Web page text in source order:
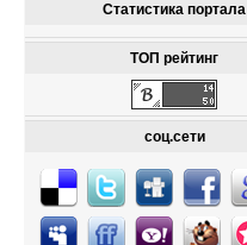
Статистика портала
ТОП рейтинг
соц.сети